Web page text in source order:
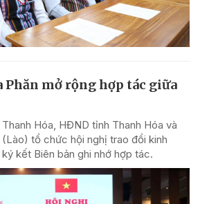
Phăn mở rộng hợp tác giữa
Hóa, HĐND tỉnh Thanh Hóa và
tổ chức hội nghị trao đổi kinh
kết Biên bản ghi nhớ hợp tác.